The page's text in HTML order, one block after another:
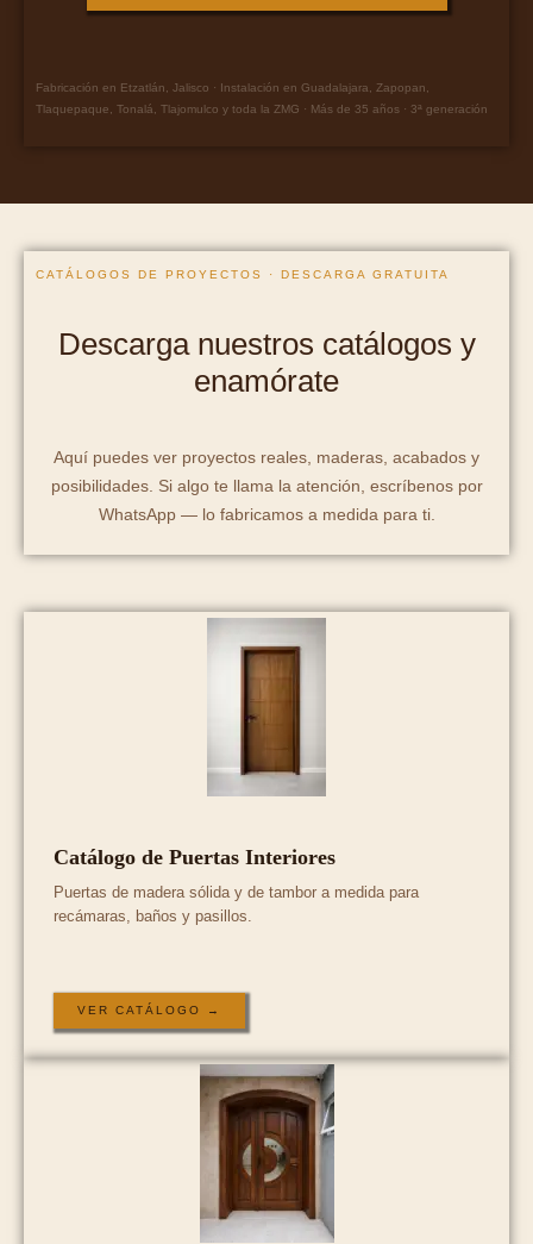
Fabricación en Etzatlán, Jalisco · Instalación en Guadalajara, Zapopan,
Tlaquepaque, Tonalá, Tlajomulco y toda la ZMG · Más de 35 años · 3ª generación
CATÁLOGOS DE PROYECTOS · DESCARGA GRATUITA
Descarga nuestros catálogos y
enamórate
Aquí puedes ver proyectos reales, maderas, acabados y
posibilidades. Si algo te llama la atención, escríbenos por
WhatsApp — lo fabricamos a medida para ti.
Catálogo de Puertas Interiores
Puertas de madera sólida y de tambor a medida para
recámaras, baños y pasillos.
VER CATÁLOGO →